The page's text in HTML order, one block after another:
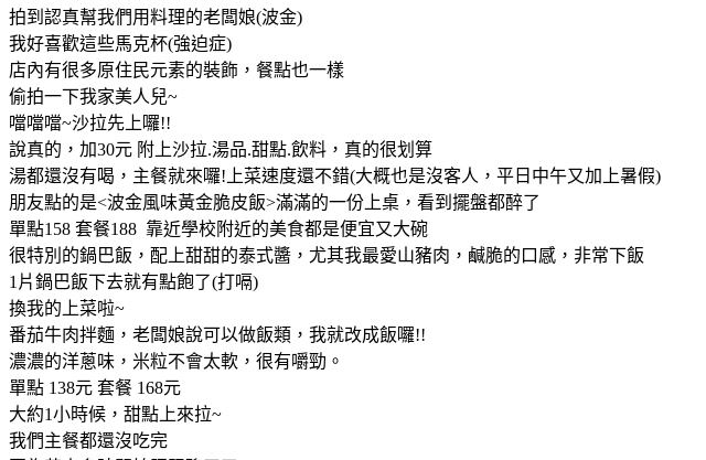
拍到認真幫我們用料理的老闆娘(波金)
我好喜歡這些馬克杯(強迫症)
店內有很多原住民元素的裝飾，餐點也一樣
偷拍一下我家美人兒~
噹噹噹~沙拉先上囉!!
說真的，加30元 附上沙拉.湯品.甜點.飲料，真的很划算
湯都還沒有喝，主餐就來囉!上菜速度還不錯(大概也是沒客人，平日中午又加上暑假)
朋友點的是<波金風味黃金脆皮飯>滿滿的一份上桌，看到擺盤都醉了
單點158 套餐188 靠近學校附近的美食都是便宜又大碗
很特別的鍋巴飯，配上甜甜的泰式醬，尤其我最愛山豬肉，鹹脆的口感，非常下飯
1片鍋巴飯下去就有點飽了(打嗝)
換我的上菜啦~
番茄牛肉拌麵，老闆娘說可以做飯類，我就改成飯囉!!
濃濃的洋蔥味，米粒不會太軟，很有嚼勁。
單點 138元 套餐 168元
大約1小時候，甜點上來拉~
我們主餐都還沒吃完